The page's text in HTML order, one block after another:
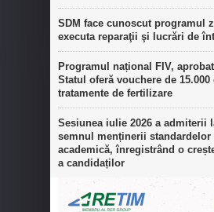
SDM face cunoscut programul
executa reparaţii şi lucrări de
Programul național FIV,
Statul oferă vouchere de
tratamente de fertilizare
Sesiunea iulie 2026 a admiterii
semnul menținerii standardelor
academică, înregistrând o
a candidaților